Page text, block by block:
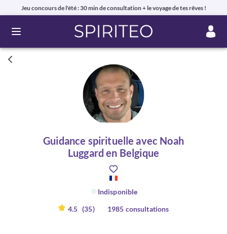
Jeu concours de l'été : 30 min de consultation + le voyage de tes rêves !
Ouvrir le menu
Guidance spirituelle avec Noah
Luggard en Belgique
Indisponible
4.5 (35) 1985 consultations